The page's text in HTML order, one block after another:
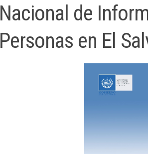
Nacional de
Personas en El